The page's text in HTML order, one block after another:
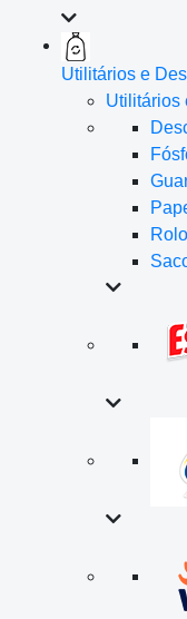
Utilitários e
Utilitários